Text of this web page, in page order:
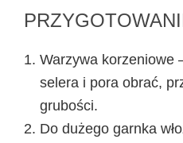
Warzywa korzeniowe
selera i pora obrać,
grubości.
Do dużego garnka